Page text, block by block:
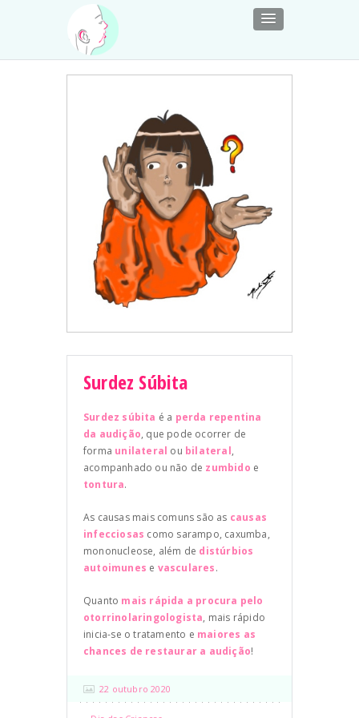
Surdez Súbita
Surdez súbita é a perda repentina
da audição, que pode ocorrer de
forma unilateral ou bilateral,
acompanhado ou não de zumbido e
tontura.
As causas mais comuns são as causas
infecciosas como sarampo, caxumba,
mononucleose, além de distúrbios
autoimunes e vasculares.
Quanto mais rápida a procura pelo
otorrinolaringologista, mais rápido
inicia-se o tratamento e maiores as
chances de restaurar a audição!
22 outubro 2020